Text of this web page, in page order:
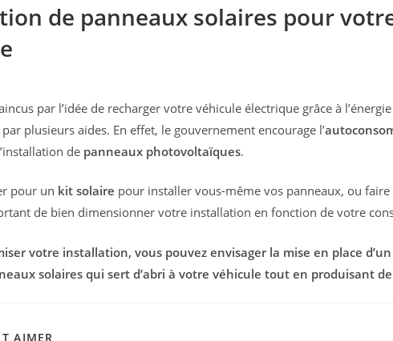
de panneaux solaires pour
par l’idée de recharger votre véhicule électrique grâce à
plusieurs aides. En effet, le gouvernement encourage l’
de panneaux photovoltaïques.
pour un kit solaire pour installer vous-même vos panneaux, ou
de bien dimensionner votre installation en fonction de votre
votre installation, vous pouvez envisager la mise en place d’un
solaires qui sert d’abri à votre véhicule tout en produisant de
AIMER